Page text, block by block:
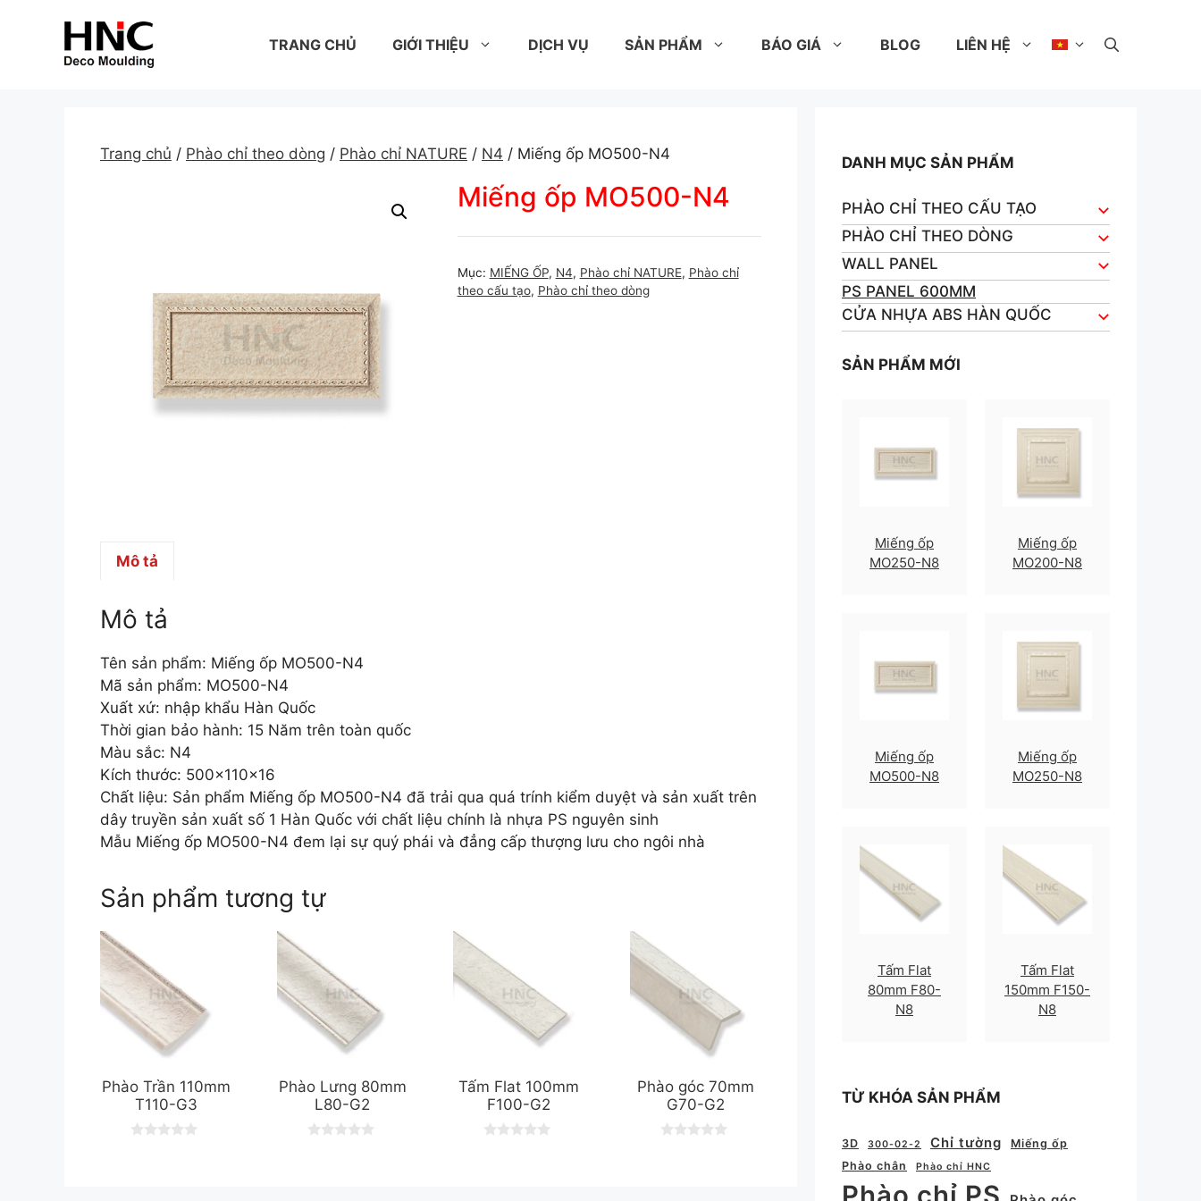
TRANG CHỦ GIỚI THIỆU DỊCH VỤ SẢN PHẨM BÁO GIÁ BLOG LIÊN HỆ
Trang chủ / Phào chỉ theo dòng / Phào chỉ NATURE / N4 / Miếng ốp MO500-N4
Miếng ốp MO500-N4
Mục: MIẾNG ỐP, N4, Phào chỉ NATURE, Phào chỉ
theo cấu tạo, Phào chỉ theo dòng
Mô tả
Mô tả
Tên sản phẩm: Miếng ốp MO500-N4
Mã sản phẩm: MO500-N4
Xuất xứ: nhập khẩu Hàn Quốc
Thời gian bảo hành: 15 Năm trên toàn quốc
Màu sắc: N4
Kích thước: 500x110x16
Chất liệu: Sản phẩm Miếng ốp MO500-N4 đã trải qua quá trính kiểm duyệt và sản xuất trên
dây truyền sản xuất số 1 Hàn Quốc với chất liệu chính là nhựa PS nguyên sinh
Mẫu Miếng ốp MO500-N4 đem lại sự quý phái và đẳng cấp thượng lưu cho ngôi nhà
Sản phẩm tương tự
Phào Trần 110mm
T110-G3
Phào Lưng 80mm
L80-G2
Tấm Flat 100mm
F100-G2
Phào góc 70mm
G70-G2
DANH MỤC SẢN PHẨM
PHÀO CHỈ THEO CẤU TẠO
PHÀO CHỈ THEO DÒNG
WALL PANEL
PS PANEL 600MM
CỬA NHỰA ABS HÀN QUỐC
SẢN PHẨM MỚI
Miếng ốp
MO250-N8
Miếng ốp
MO200-N8
Miếng ốp
MO500-N8
Miếng ốp
MO250-N8
Tấm Flat
80mm F80-
N8
Tấm Flat
150mm F150-
N8
TỪ KHÓA SẢN PHẨM
3D 300-02-2 Chỉ tường
Miếng ốp
Phào chân
Phào chỉ HNC